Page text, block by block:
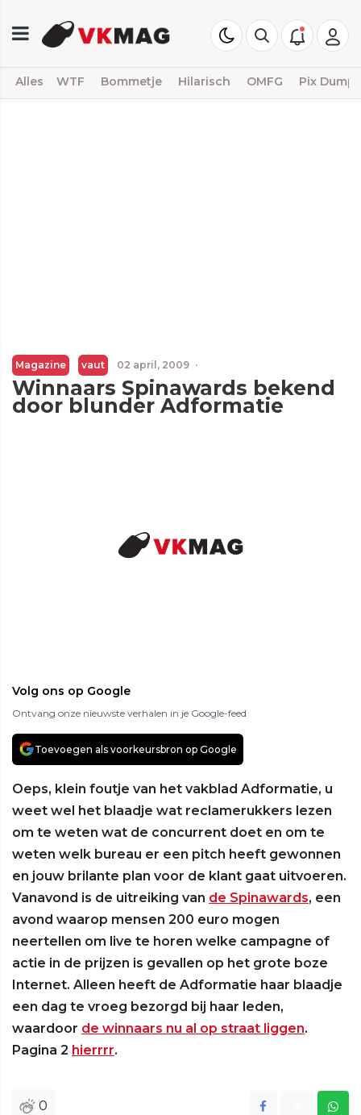
Alles WTF Bommetje Hilarisch OMFG Pix Dump
Magazine vaut 02 april, 2009 ·
Winnaars Spinawards bekend
door blunder Adformatie
Volg ons op Google
Ontvang onze nieuwste verhalen in je Google-feed
Toevoegen als voorkeursbron op Google
Oeps, klein foutje van het vakblad Adformatie, u
weet wel het blaadje wat reclamerukkers lezen
om te weten wat de concurrent doet en om te
weten welk bureau er een pitch heeft gewonnen
en jouw brilante plan voor de klant gaat uitvoeren.
Vanavond is de uitreiking van de Spinawards, een
avond waarop mensen 200 euro mogen
neertellen om live te horen welke campagne of
actie in de prijzen is gevallen op het grote boze
Internet. Alleen heeft de Adformatie haar blaadje
een dag te vroeg bezorgd bij haar leden,
waardoor de winnaars nu al op straat liggen.
Pagina 2 hierrrr.
0